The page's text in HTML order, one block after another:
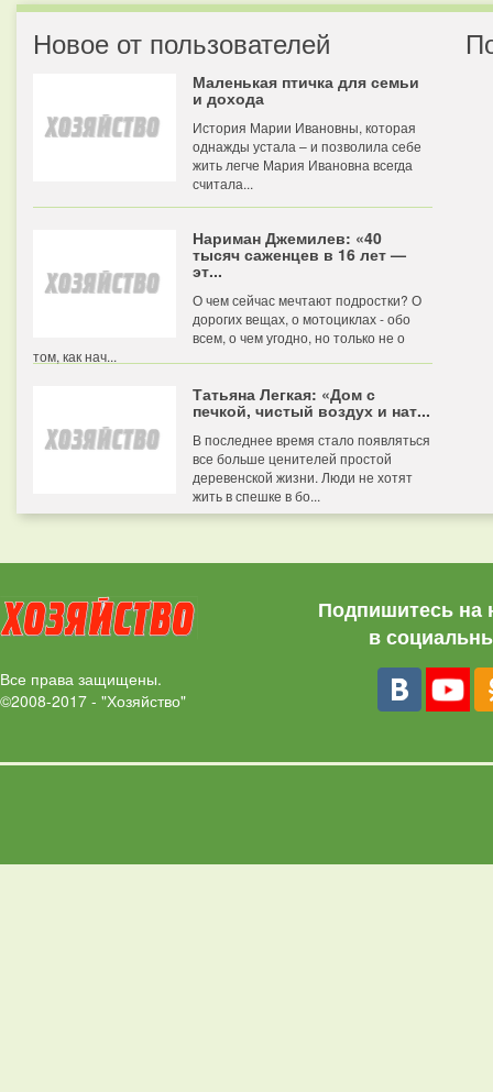
Новое от пользователей
Маленькая птичка для семьи
и дохода
История Марии Ивановны, которая
однажды устала – и позволила себе
жить легче Мария Ивановна всегда
считала...
Нариман Джемилев: «40
тысяч саженцев в 16 лет —
эт...
О чем сейчас мечтают подростки? О
дорогих вещах, о мотоциклах - обо
всем, о чем угодно, но только не о
том, как нач...
Татьяна Легкая: «Дом с
печкой, чистый воздух и нат...
В последнее время стало появляться
все больше ценителей простой
деревенской жизни. Люди не хотят
жить в спешке в бо...
Все права защищены.
©2008-2017 - "Хозяйство"
Подпишитесь на
в